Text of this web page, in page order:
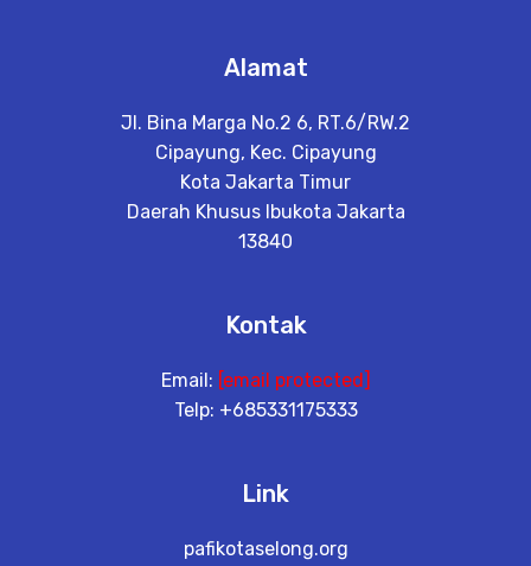
Alamat
Jl. Bina Marga No.2 6, RT.6/RW.2
Cipayung, Kec. Cipayung
Kota Jakarta Timur
Daerah Khusus Ibukota Jakarta
13840
Kontak
Email: [email protected]
Telp: +685331175333
Link
pafikotaselong.org